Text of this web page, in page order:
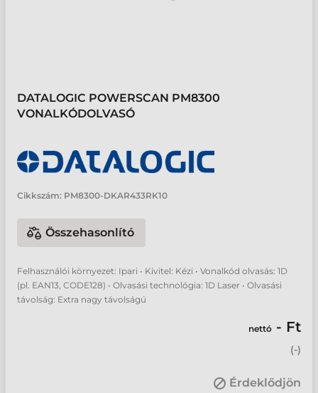
DATALOGIC POWERSCAN PM8300
VONALKÓDOLVASÓ
Cikkszám: PM8300-DKAR433RK10
Összehasonlító
Felhasználói környezet: Ipari • Kivitel: Kézi • Vonalkód olvasás: 1D
(pl. EAN13, CODE128) • Olvasási technológia: 1D Laser • Olvasási
távolság: Extra nagy távolságú
nettó - Ft
(-)
Érdeklődjön